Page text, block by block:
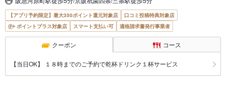
【アプリ予約限定】最大350ポイント還元対象店
口コミ投稿特典対象店
ポイントプラス対象店
スマート支払い可 適格請求書発行事業者
クーポン コース
【当日OK】 １８時までのご予約で乾杯ドリンク１杯サービス